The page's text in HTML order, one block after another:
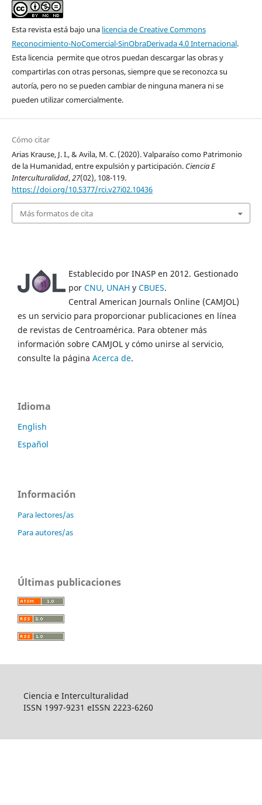
Esta revista está bajo una licencia de Creative Commons
Reconocimiento-NoComercial-SinObraDerivada 4.0 Internacional.
Esta licencia permite que otros puedan descargar las obras y
compartirlas con otras personas, siempre que se reconozca su
autoría, pero no se pueden cambiar de ninguna manera ni se
pueden utilizar comercialmente.
Cómo citar
Arias Krause, J. I., & Avila, M. C. (2020). Valparaíso como Patrimonio
de la Humanidad, entre expulsión y participación. Ciencia E
Interculturalidad,27(02), 108-119.
https://doi.org/10.5377/rci.v27i02.10436
Más formatos de cita
Establecido por INASP en 2012. Gestionado
por CNU, UNAH y CBUES.
Central American Journals Online (CAMJOL)
es un servicio para proporcionar publicaciones en línea
de revistas de Centroamérica. Para obtener más
información sobre CAMJOL y cómo unirse al servicio,
consulte la página Acerca de.
Idioma
English
Español
Información
Para lectores/as
Para autores/as
Últimas publicaciones
Ciencia e Interculturalidad
ISSN 1997-9231 eISSN 2223-6260